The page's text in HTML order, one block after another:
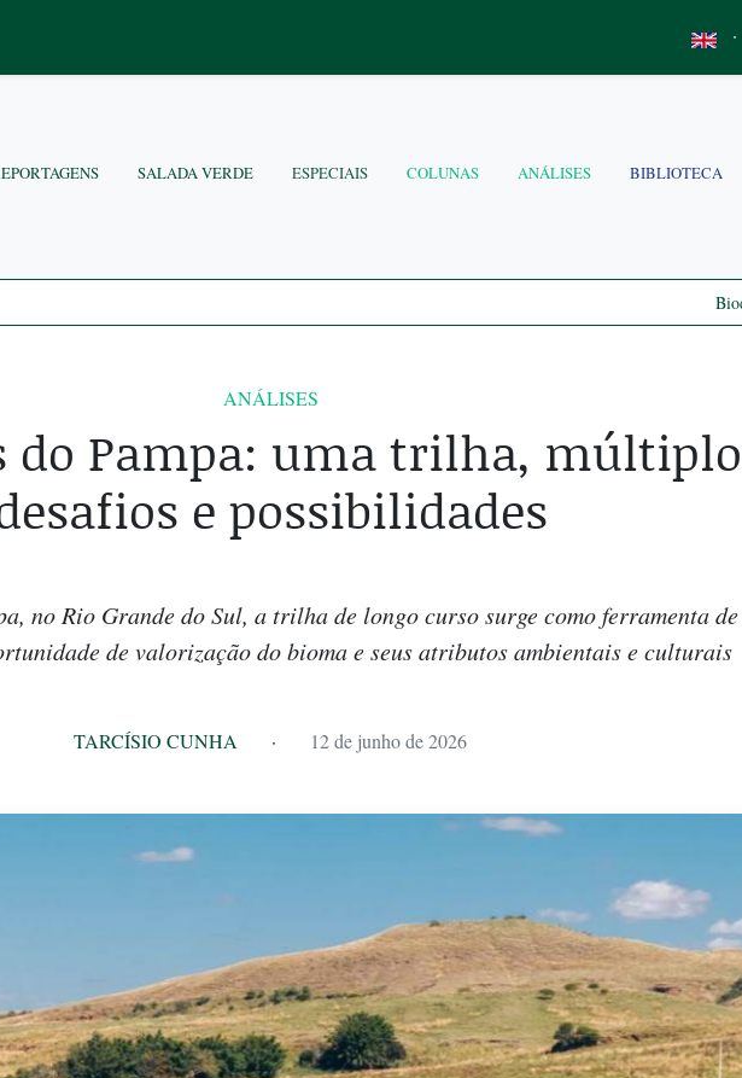
·
SALADA VERDE ESPECIAIS COLUNAS ANÁLISES BIBLIOTECA
ANÁLISES
do Pampa: uma trilha,
e possibilidades
no Rio Grande do Sul, a trilha de longo curso surge como ferramenta de
de valorização do bioma e seus atributos ambientais e culturais
TARCÍSIO CUNHA · 12 de junho de 2026